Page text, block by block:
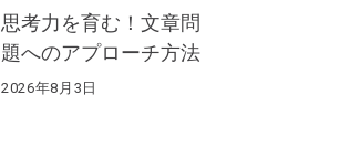
思考力を育む！文章問
題へのアプローチ方法
2026年8月3日